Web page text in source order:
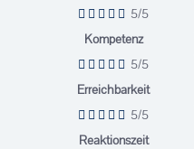
5/5
Kompetenz
5/5
Erreichbarkeit
5/5
Reaktionszeit